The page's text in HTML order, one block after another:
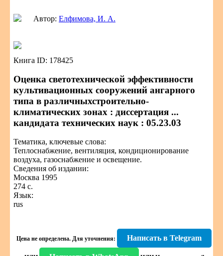
Автор: Елфимова, И. А.
Книга ID: 178425
Оценка светотехнической эффективности
культивационных сооружений ангарного
типа в различныхстроительно-
климатических зонах : диссертация ...
кандидата технических наук : 05.23.03
Тематика, ключевые слова:
Теплоснабжение, вентиляция, кондиционирование
воздуха, газоснабжение и освещение.
Сведения об издании:
Москва 1995
274 с.
Язык:
rus
Цена не определена. Для уточнения: Написать в Telegram